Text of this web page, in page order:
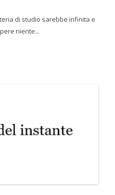
di studio sarebbe infinita e
niente...